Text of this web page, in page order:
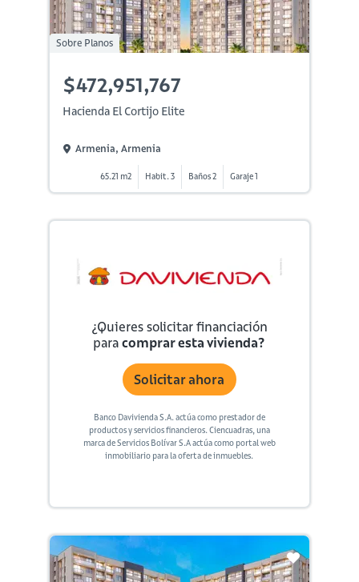
Sobre Planos
$472,951,767
Hacienda El Cortijo Elite
Armenia, Armenia
65.21 m2 Habit. 3 Baños 2 Garaje 1
¿Quieres solicitar financiación
paracomprar esta vivienda?
Solicitar ahora
Banco Davivienda S.A. actúa como prestador de
productos y servicios financieros. Ciencuadras, una
marca de Servicios Bolívar S.A actúa como portal web
inmobiliario para la oferta de inmuebles.